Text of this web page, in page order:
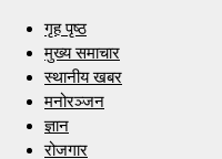
गृह पृष्ठ
मुख्य समाचार
स्थानीय खबर
मनोरञ्जन
ज्ञान
रोजगार